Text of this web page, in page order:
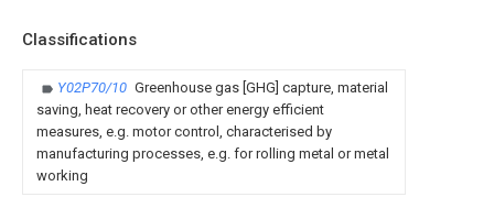
Classifications
Y02P70/10 Greenhouse gas [GHG] capture, material
saving, heat recovery or other energy efficient
measures, e.g. motor control, characterised by
manufacturing processes, e.g. for rolling metal or metal
working